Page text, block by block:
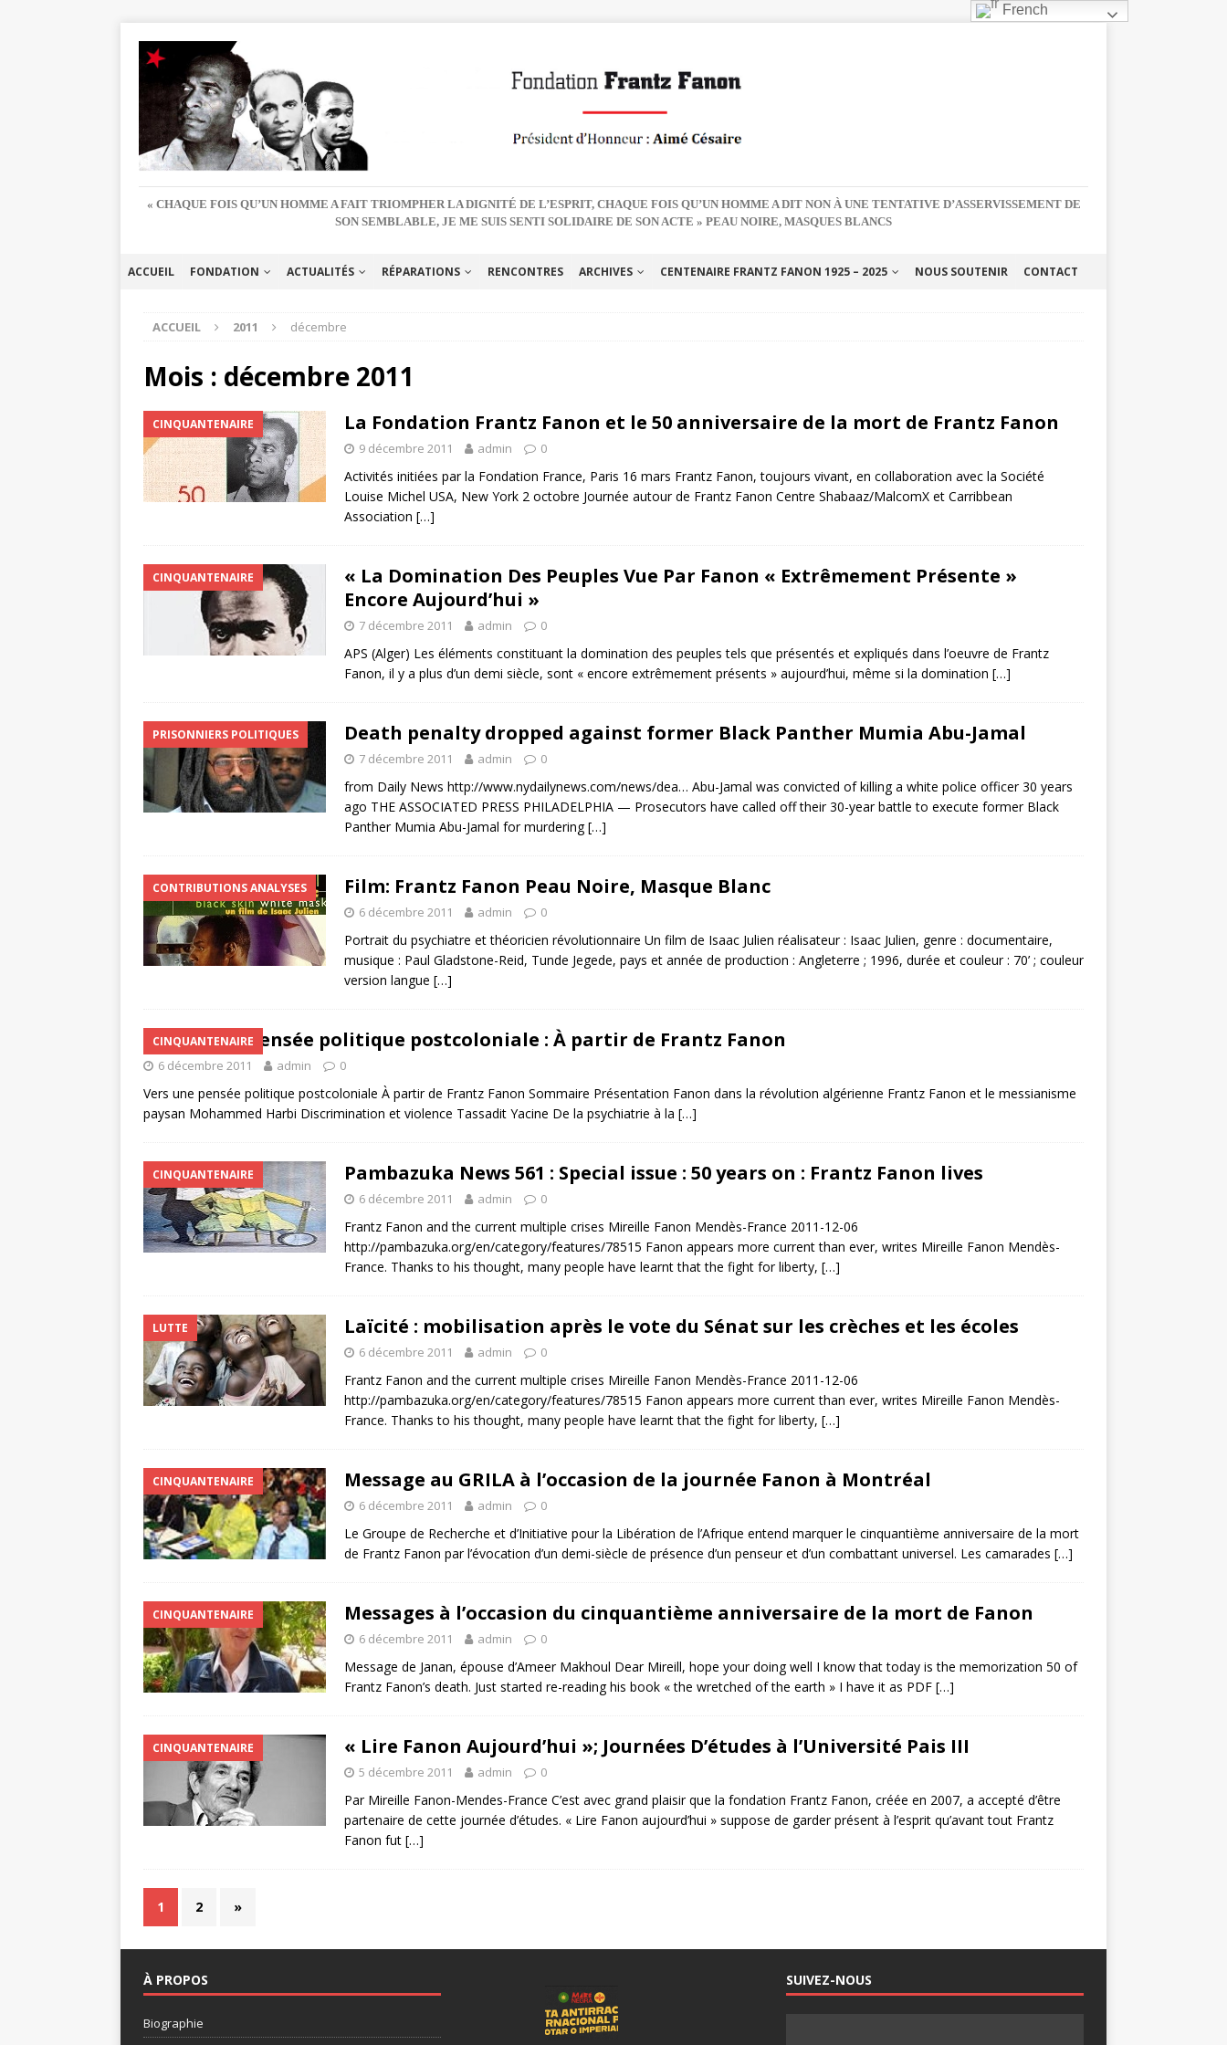
« CHAQUE FOIS QU’UN HOMME A FAIT TRIOMPHER LA DIGNITÉ DE L’ESPRIT, CHAQUE FOIS QU’UN HOMME A DIT NON À UNE TENTATIVE D’ASSERVISSEMENT DE
SON SEMBLABLE, JE ME SUIS SENTI SOLIDAIRE DE SON ACTE » PEAU NOIRE, MASQUES BLANCS
ACCUEIL FONDATION ACTUALITÉS RÉPARATIONS RENCONTRES ARCHIVES CENTENAIRE FRANTZ FANON 1925 – 2025 NOUS SOUTENIR CONTACT
ACCUEIL 2011 décembre
Mois : décembre 2011
CINQUANTENAIRE La Fondation Frantz Fanon et le 50 anniversaire de la mort de Frantz Fanon
9 décembre 2011 admin 0
Activités initiées par la Fondation France, Paris 16 mars Frantz Fanon, toujours vivant, en collaboration avec la Société
Louise Michel USA, New York 2 octobre Journée autour de Frantz Fanon Centre Shabaaz/MalcomX et Carribbean
Association […]
CINQUANTENAIRE
« La Domination Des Peuples Vue Par Fanon « Extrêmement Présente »
Encore Aujourd’hui »
7 décembre 2011 admin 0
APS (Alger) Les éléments constituant la domination des peuples tels que présentés et expliqués dans l’oeuvre de Frantz
Fanon, il y a plus d’un demi siècle, sont « encore extrêmement présents » aujourd’hui, même si la domination […]
PRISONNIERS POLITIQUES Death penalty dropped against former Black Panther Mumia Abu-Jamal
7 décembre 2011 admin 0
from Daily News http://www.nydailynews.com/news/dea… Abu-Jamal was convicted of killing a white police officer 30 years
ago THE ASSOCIATED PRESS PHILADELPHIA — Prosecutors have called off their 30-year battle to execute former Black
Panther Mumia Abu-Jamal for murdering[…]
CONTRIBUTIONS ANALYSES Film: Frantz Fanon Peau Noire, Masque Blanc
6 décembre 2011 admin 0
Portrait du psychiatre et théoricien révolutionnaire Un film de Isaac Julien réalisateur : Isaac Julien, genre : documentaire,
musique : Paul Gladstone-Reid, Tunde Jegede, pays et année de production : Angleterre ; 1996, durée et couleur : 70’ ; couleur
version langue […]
CINQUANTENAIRE
Vers une pensée politique postcoloniale : À partir de Frantz Fanon
6 décembre 2011 admin 0
Vers une pensée politique postcoloniale À partir de Frantz Fanon Sommaire Présentation Fanon dans la révolution algérienne Frantz Fanon et le messianisme
paysan Mohammed Harbi Discrimination et violence Tassadit Yacine De la psychiatrie à la […]
CINQUANTENAIRE Pambazuka News 561 : Special issue : 50 years on : Frantz Fanon lives
6 décembre 2011 admin 0
Frantz Fanon and the current multiple crises Mireille Fanon Mendès-France 2011-12-06
http://pambazuka.org/en/category/features/78515 Fanon appears more current than ever, writes Mireille Fanon Mendès-
France. Thanks to his thought, many people have learnt that the fight for liberty, […]
LUTTE Laïcité : mobilisation après le vote du Sénat sur les crèches et les écoles
6 décembre 2011 admin 0
Frantz Fanon and the current multiple crises Mireille Fanon Mendès-France 2011-12-06
http://pambazuka.org/en/category/features/78515 Fanon appears more current than ever, writes Mireille Fanon Mendès-
France. Thanks to his thought, many people have learnt that the fight for liberty, […]
CINQUANTENAIRE Message au GRILA à l’occasion de la journée Fanon à Montréal
6 décembre 2011 admin 0
Le Groupe de Recherche et d’Initiative pour la Libération de l’Afrique entend marquer le cinquantième anniversaire de la mort
de Frantz Fanon par l’évocation d’un demi-siècle de présence d’un penseur et d’un combattant universel. Les camarades […]
CINQUANTENAIRE Messages à l’occasion du cinquantième anniversaire de la mort de Fanon
6 décembre 2011 admin 0
Message de Janan, épouse d’Ameer Makhoul Dear Mireill, hope your doing well I know that today is the memorization 50 of
Frantz Fanon’s death. Just started re-reading his book « the wretched of the earth » I have it as PDF […]
CINQUANTENAIRE « Lire Fanon Aujourd’hui »; Journées D’études à l’Université Pais III
5 décembre 2011 admin 0
Par Mireille Fanon-Mendes-France C’est avec grand plaisir que la fondation Frantz Fanon, créée en 2007, a accepté d’être
partenaire de cette journée d’études. « Lire Fanon aujourd’hui » suppose de garder présent à l’esprit qu’avant tout Frantz
Fanon fut […]
1 2 »
À PROPOS
Biographie
SUIVEZ-NOUS
French